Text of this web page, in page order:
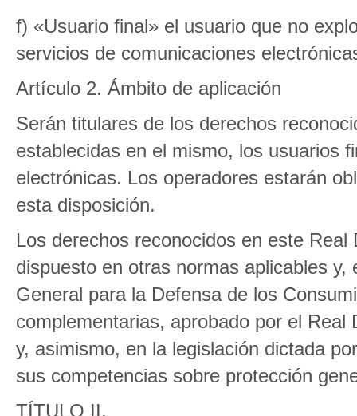
f) «Usuario final» el usuario que no
servicios de comunicaciones
Artículo 2. Ámbito de aplicación
Serán titulares de los derechos
establecidas en el mismo, los usuarios
electrónicas. Los operadores estarán
esta disposición.
Los derechos reconocidos en este
dispuesto en otras normas aplicables
General para la Defensa de los
complementarias, aprobado por el
y, asimismo, en la legislación dictada
sus competencias sobre protección
TÍTULO II.